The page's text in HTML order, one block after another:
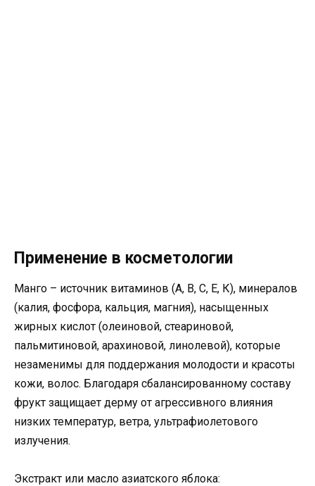
Применение в косметологии
Манго – источник витаминов (А, В, С, Е, К), минералов
(калия, фосфора, кальция, магния), насыщенных
жирных кислот (олеиновой, стеариновой,
пальмитиновой, арахиновой, линолевой), которые
незаменимы для поддержания молодости и красоты
кожи, волос. Благодаря сбалансированному составу
фрукт защищает дерму от агрессивного влияния
низких температур, ветра, ультрафиолетового
излучения.
Экстракт или масло азиатского яблока: